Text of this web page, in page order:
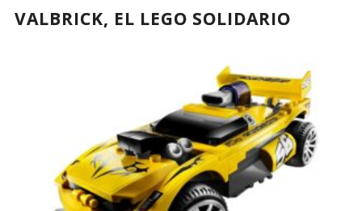
VALBRICK, EL LEGO SOLIDARIO